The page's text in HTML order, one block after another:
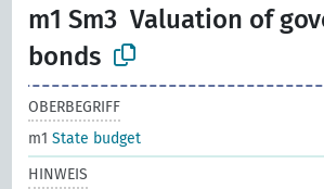
m1 Sm3 Valuation of
bonds
OBERBEGRIFF
m1State budget
HINWEIS